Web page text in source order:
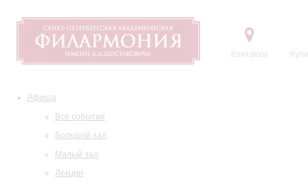
Контакты
Афиша
Все события
Большой зал
Малый зал
Лекции